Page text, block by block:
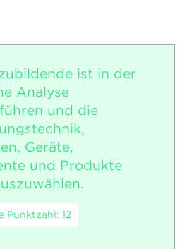
ist in der
Analyse
und die
Geräte,
und Produkte
Punktzahl: 12